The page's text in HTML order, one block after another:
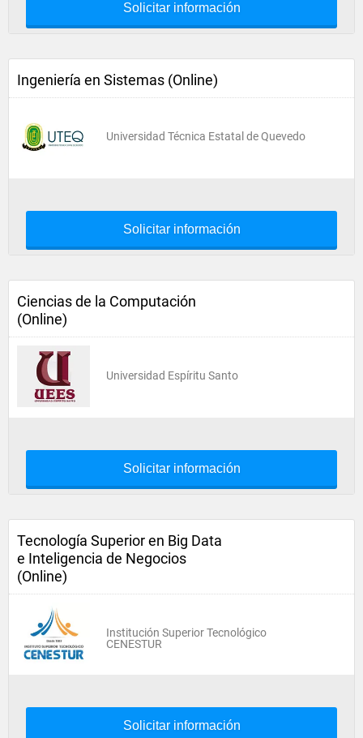
Solicitar información
Ingeniería en Sistemas (Online)
Universidad Técnica Estatal de Quevedo
Solicitar información
Ciencias de la Computación
(Online)
Universidad Espíritu Santo
Solicitar información
Tecnología Superior en Big Data
e Inteligencia de Negocios
(Online)
Institución Superior Tecnológico
CENESTUR
Solicitar información